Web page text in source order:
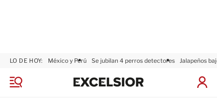
M
LO DE HOY: México y Perú Se jubilan 4 perros detectores Jalapeños
I
x